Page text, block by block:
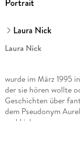
Laura Nick
Laura Nick
wurde im März 1995
der sie hören wollte
Geschichten über
dem Pseudonym
und Liebesromane